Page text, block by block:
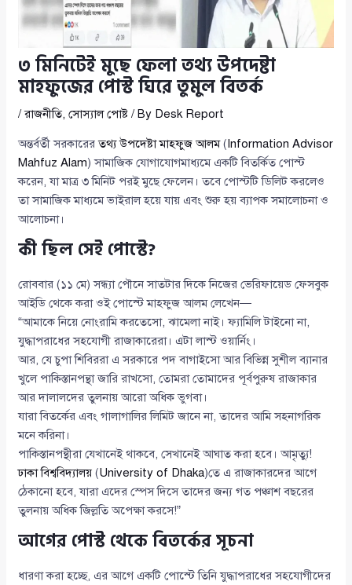
৩ মিনিটেই মুছে ফেলা তথ্য উপদেষ্টা
মাহফুজের পোস্ট ঘিরে তুমুল বিতর্ক
/রাজনীতি,সোস্যাল পোষ্ট / By Desk Report
অন্তর্বর্তী সরকারেরতথ্য উপদেষ্টা মাহফুজ আলম( Information Advisor
Mahfuz Alam) সামাজিক যোগাযোগমাধ্যমে একটি বিতর্কিত পোস্ট
করেন, যা মাত্র ৩ মিনিট পরই মুছে ফেলেন। তবে পোস্টটি ডিলিট করলেও
তা সামাজিক মাধ্যমে ভাইরাল হয়ে যায় এবং শুরু হয় ব্যাপক সমালোচনা ও
আলোচনা।
কী ছিল সেই পোস্টে?
রোববার (১১ মে) সন্ধ্যা পৌনে সাতটার দিকে নিজের ভেরিফায়েড ফেসবুক
আইডি থেকে করা ওই পোস্টে মাহফুজ আলম লেখেন—
“আমাকে নিয়ে নোংরামি করতেসো, ঝামেলা নাই। ফ্যামিলি টাইনো না,
যুদ্ধাপরাধের সহযোগী রাজাকারেরা। এটা লাস্ট ওয়ার্নিং।
আর, যে চুপা শিবিররা এ সরকারে পদ বাগাইসো আর বিভিন্ন সুশীল ব্যানার
খুলে পাকিস্তানপন্থা জারি রাখসো, তোমরা তোমাদের পূর্বপুরুষ রাজাকার
আর দালালদের তুলনায় আরো অধিক ভুগবা।
যারা বিতর্কের এবং গালাগালির লিমিট জানে না, তাদের আমি সহনাগরিক
মনে করিনা।
পাকিস্তানপন্থীরা যেখানেই থাকবে, সেখানেই আঘাত করা হবে। আমৃত্যু!
ঢাকা বিশ্ববিদ্যালয় (University of Dhaka)তে এ রাজাকারদের আগে
ঠেকানো হবে, যারা এদের স্পেস দিসে তাদের জন্য গত পঞ্চাশ বছরের
তুলনায় অধিক জিল্লতি অপেক্ষা করসে!”
আগের পোস্ট থেকে বিতর্কের সূচনা
ধারণা করা হচ্ছে, এর আগে একটি পোস্টে তিনি যুদ্ধাপরাধের সহযোগীদের